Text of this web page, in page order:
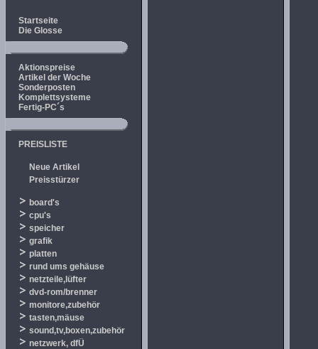
Startseite
Die Glosse
Aktionspreise
Artikel der Woche
Sonderposten
Komplettsysteme
Fertig-PC´s
PREISLISTE
Neue Artikel
Preisstürzer
board's
cpu's
speicher
grafik
platten
rund ums gehäuse
netzteile,lüfter
dvd-rom/brenner
monitore,zubehör
tasten,mäuse
sound,tv,boxen,zubehör
netzwerk, dfÜ